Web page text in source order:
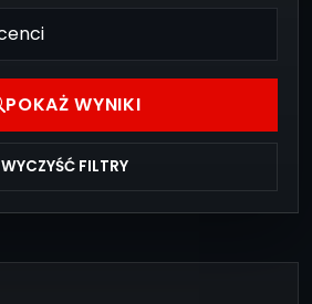
POKAŻ WYNIKI
WYCZYŚĆ FILTRY